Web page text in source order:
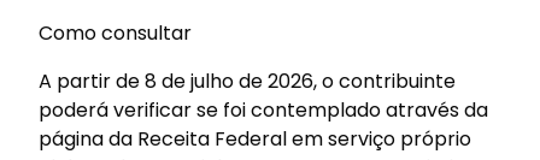
Como consultar
A partir de 8 de julho de 2026, o contribuinte
poderá verificar se foi contemplado através da
página da Receita Federal em serviço próprio